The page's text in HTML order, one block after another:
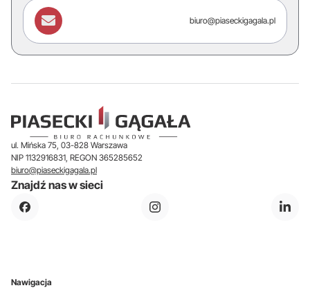
 biuro@piaseckigagala.pl
ul. Mińska 75, 03-828 Warszawa
NIP 1132916831, REGON 365285652
biuro@piaseckigagala.pl
Znajdź nas w sieci
Nawigacja